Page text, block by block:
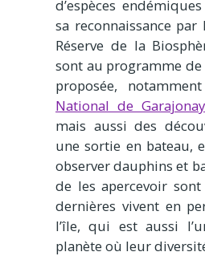
d’espèces
sa reconnaissance par
Réserve de la
sont au programme
proposée,
National de Garajonay
mais aussi des
une sortie en bateau,
observer dauphins et
de les apercevoir
dernières vivent en
l’île, qui est aussi
planète où leur